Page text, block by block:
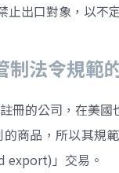
止出口對象，以
制法令規範
冊的公司，在美
商品，所以其規
export)」交易。